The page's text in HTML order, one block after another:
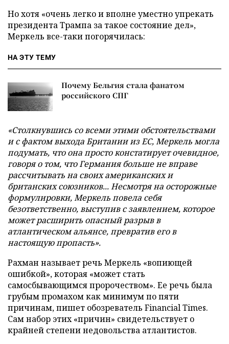
Но хотя «очень легко и вполне уместно упрекать
президента Трампа за такое состояние дел»,
Меркель все-таки погорячилась:
НА ЭТУ ТЕМУ
Почему Бельгия стала фанатом
российского СПГ
«Столкнувшись со всеми этими обстоятельствами
и с фактом выхода Британии из ЕС, Меркель могла
подумать, что она просто констатирует очевидное,
говоря о том, что Германия больше не вправе
рассчитывать на своих американских и
британских союзников... Несмотря на осторожные
формулировки, Меркель повела себя
безответственно, выступив с заявлением, которое
может расширить опасный разрыв в
атлантическом альянсе, превратив его в
настоящую пропасть».
Рахман называет речь Меркель «вопиющей
ошибкой», которая «может стать
самосбывающимся пророчеством». Ее речь была
грубым промахом как минимум по пяти
причинам, пишет обозреватель Financial Times.
Сам набор этих «причин» свидетельствует о
крайней степени недовольства атлантистов.